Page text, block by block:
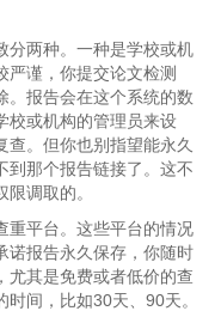
分两种。一种是学校或机
严谨，你提交论文检测
。报告会在这个系统的数
校或机构的管理员来设
。但你也别指望能永久
到那个报告链接了。这不
调取的。
重平台。这些平台的情况
诺报告永久保存，你随时
尤其是免费或者低价的查
间，比如30天、90天。